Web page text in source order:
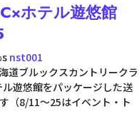
ホテル遊悠館
nst001
道ブルックスカントリークラ
遊悠館をパッケージした送
（8/11～25はイベント・ト